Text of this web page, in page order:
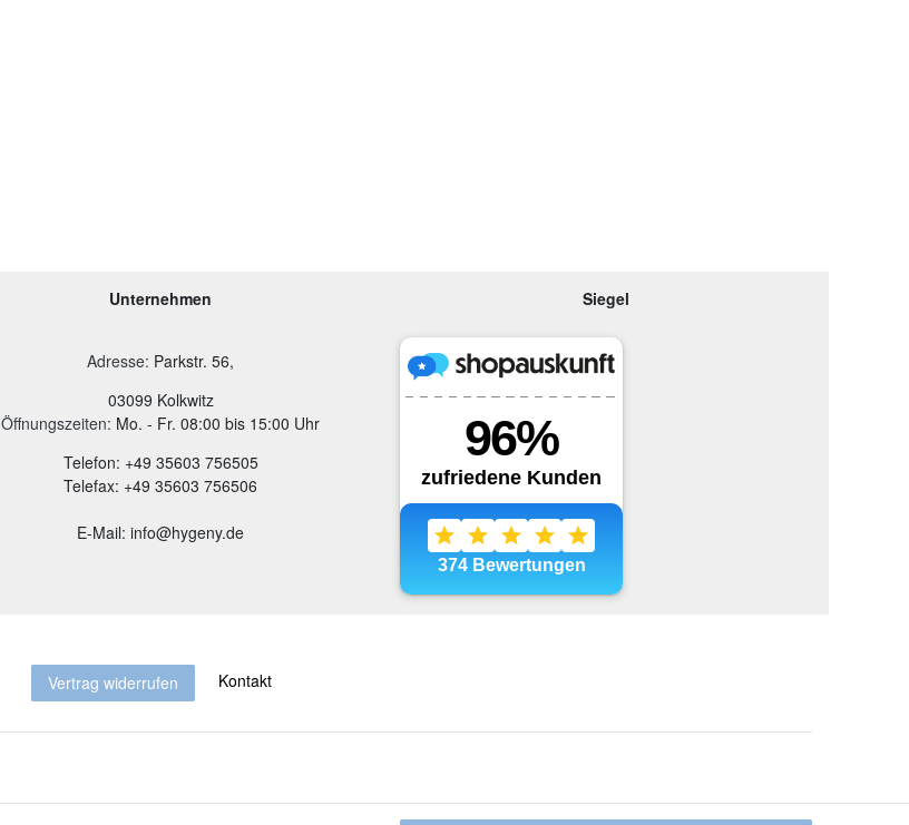
Unternehmen
Adresse: Parkstr. 56,
03099 Kolkwitz
Öffnungszeiten: Mo. - Fr. 08:00 bis 15:00 Uhr
Telefon: +49 35603 756505
Telefax: +49 35603 756506
E-Mail: info@hygeny.de
Siegel
Vertrag widerrufen Kontakt